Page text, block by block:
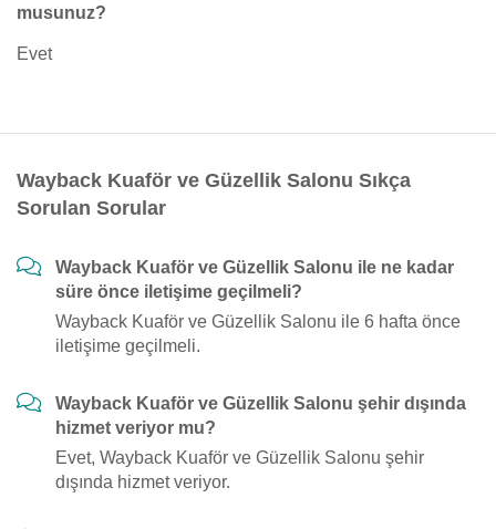
musunuz?
Evet
Wayback Kuaför ve Güzellik Salonu Sıkça
Sorulan Sorular
Wayback Kuaför ve Güzellik Salonu ile ne kadar
süre önce iletişime geçilmeli?
Wayback Kuaför ve Güzellik Salonu ile 6 hafta önce
iletişime geçilmeli.
Wayback Kuaför ve Güzellik Salonu şehir dışında
hizmet veriyor mu?
Evet, Wayback Kuaför ve Güzellik Salonu şehir
dışında hizmet veriyor.